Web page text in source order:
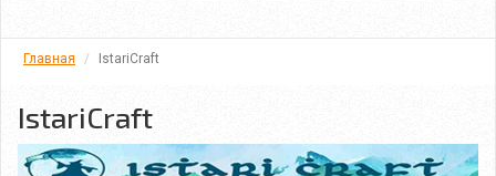
Главная IstariCraft
IstariCraft